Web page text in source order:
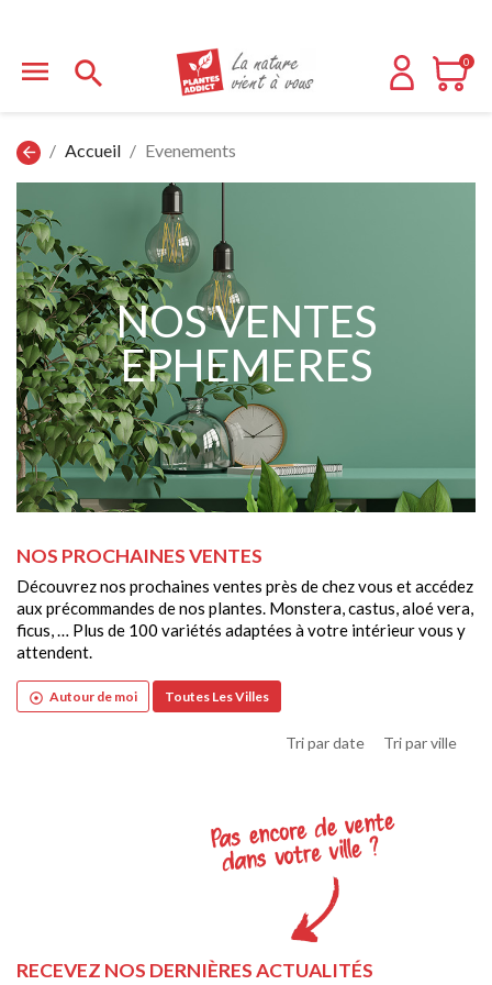
  0
arrow_back Accueil Evenements
NOS VENTES
EPHEMERES
NOS PROCHAINES VENTES
Découvrez nos prochaines ventes près de chez vous et accédez
aux précommandes de nos plantes. Monstera, castus, aloé vera,
ficus, … Plus de 100 variétés adaptées à votre intérieur vous y
attendent.
adjust Autour de moi Toutes Les Villes
Tri par date Tri par ville
RECEVEZ NOS DERNIÈRES ACTUALITÉS